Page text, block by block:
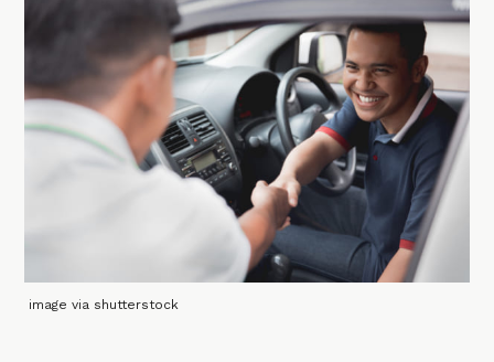
image via shutterstock